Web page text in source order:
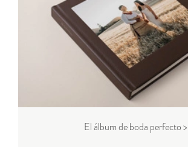
El álbum de boda perfecto >